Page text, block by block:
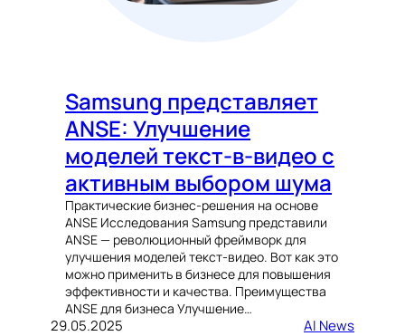
Samsung представляет
ANSE: Улучшение
моделей текст-в-видео с
активным выбором шума
Практические бизнес-решения на основе
ANSE Исследования Samsung представили
ANSE — революционный фреймворк для
улучшения моделей текст-видео. Вот как это
можно применить в бизнесе для повышения
эффективности и качества. Преимущества
ANSE для бизнеса Улучшение…
29.05.2025 AI News